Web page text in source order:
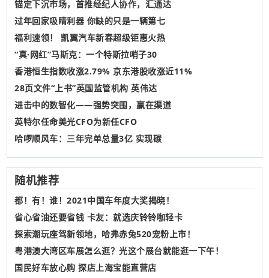
锚定下沉市场，首推经纪人协作，汇通达
过年回家吸睛利器 你缺的只是一辆第七
福利速领！ 凯翼汽车新春超级钜惠火热
“真·网红”马斯克：一个特斯拉哨子30
香港恒生指数收涨2.79% 京东港股收涨近11%
28页文件“上书”英国监管机构 英伟达
进击中的数智化——强势突围，赢在渠道
英特尔任命美光CFO为新任CFO
哈啰顺风车：三年完单总量3亿 实现碳
随机推荐
都！有！谁！2021中国车年度大奖揭晓！
省心省油还要省钱 卡友：就选庆铃铃咖轻卡
探索潮玩座驾新领地，哈弗赤兔520宠粉上市！
粤港澳大湾区车展怎么逛？光这个展台就能逛一下午！
国民好车放心购 探店上海宝能直营店